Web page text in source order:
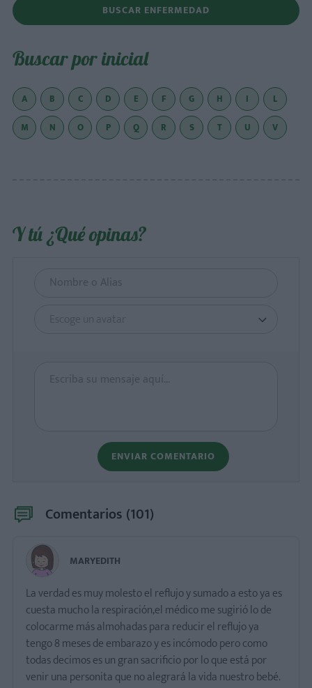
BUSCAR ENFERMEDAD
Buscar por inicial
A B C D E F G H I
L
M
N O P Q R S T U V
Y tú ¿Qué opinas?
Escoge un avatar
ENVIAR COMENTARIO
Comentarios (101)
MARYEDITH
La verdad es muy molesto el reflujo y sumado a esto ya es
cuesta mucho la respiración,el médico me sugirió lo de
colocarme más almohadas para reducir el reflujo ya
tengo 8 meses de embarazo y es incómodo pero como
todas decimos es un gran sacrificio por lo que está por
venir una personita que no alegrará la vida nuestro bebé.